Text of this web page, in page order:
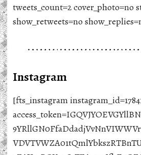
tweets_count=2 cover_photo=no
show_retweets=no
Instagram
[fts_instagram